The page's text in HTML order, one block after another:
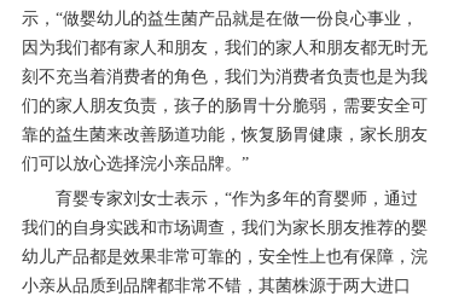
示，“做婴幼儿的益生菌产品就是在做一份良心事业，
因为我们都有家人和朋友，我们的家人和朋友都无时无
刻不充当着消费者的角色，我们为消费者负责也是为我
们的家人朋友负责，孩子的肠胃十分脆弱，需要安全可
靠的益生菌来改善肠道功能，恢复肠胃健康，家长朋友
们可以放心选择浣小亲品牌。”
育婴专家刘女士表示，“作为多年的育婴师，通过
我们的自身实践和市场调查，我们为家长朋友推荐的婴
幼儿产品都是效果非常可靠的，安全性上也有保障，浣
小亲从品质到品牌都非常不错，其菌株源于两大进口